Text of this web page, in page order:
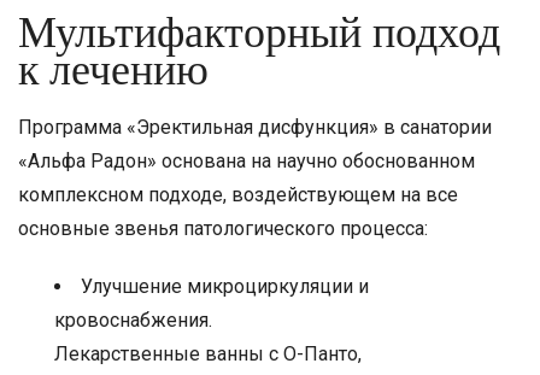
Мультифакторный подход
к лечению
Программа «Эректильная дисфункция» в санатории
«Альфа Радон» основана на научно обоснованном
комплексном подходе, воздействующем на все
основные звенья патологического процесса:
Улучшение микроциркуляции и
кровоснабжения.
Лекарственные ванны с О-Панто,